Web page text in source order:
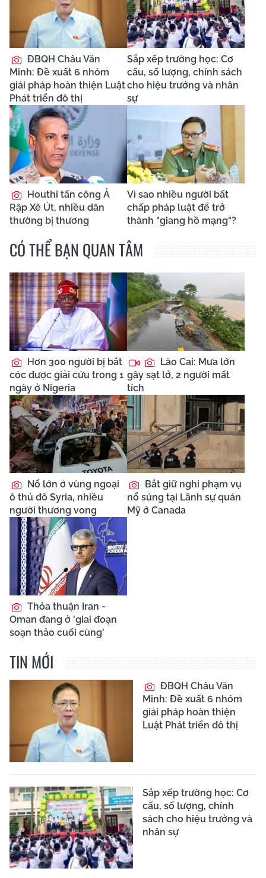
ĐBQH Châu Văn
Minh: Đề xuất 6 nhóm
giải pháp hoàn thiện Luật
Phát triển đô thị
Sắp xếp trường học: Cơ
cấu, số lượng, chính sách
cho hiệu trưởng và nhân
sự
Houthi tấn công Ả
Rập Xê Út, nhiều dân
thường bị thương
Vì sao nhiều người bất
chấp pháp luật để trở
thành "giang hồ mạng"?
CÓ THỂ BẠN QUAN TÂM
Hơn 300 người bị bắt
cóc được giải cứu trong 1
ngày ở Nigeria
Lào Cai: Mưa lớn
gây sạt lở, 2 người mất
tích
Nổ lớn ở vùng ngoại
ô thủ đô Syria, nhiều
người thương vong
Bắt giữ nghi phạm vụ
nổ súng tại Lãnh sự quán
Mỹ ở Canada
Thỏa thuận Iran -
Oman đang ở 'giai đoạn
soạn thảo cuối cùng'
TIN MỚI
ĐBQH Châu Văn
Minh: Đề xuất 6 nhóm
giải pháp hoàn thiện
Luật Phát triển đô thị
Sắp xếp trường học: Cơ
cấu, số lượng, chính
sách cho hiệu trưởng và
nhân sự